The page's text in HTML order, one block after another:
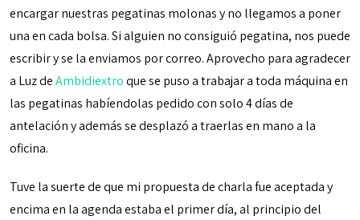
encargar nuestras pegatinas molonas y no llegamos a poner
una en cada bolsa. Si alguien no consiguió pegatina, nos puede
escribir y se la enviamos por correo. Aprovecho para agradecer
a Luz deAmbidiextroque se puso a trabajar a toda máquina en
las pegatinas habíendolas pedido con solo 4 días de
antelación y además se desplazó a traerlas en mano a la
oficina.
Tuve la suerte de que mi propuesta de charla fue aceptada y
encima en la agenda estaba el primer día, al principio del